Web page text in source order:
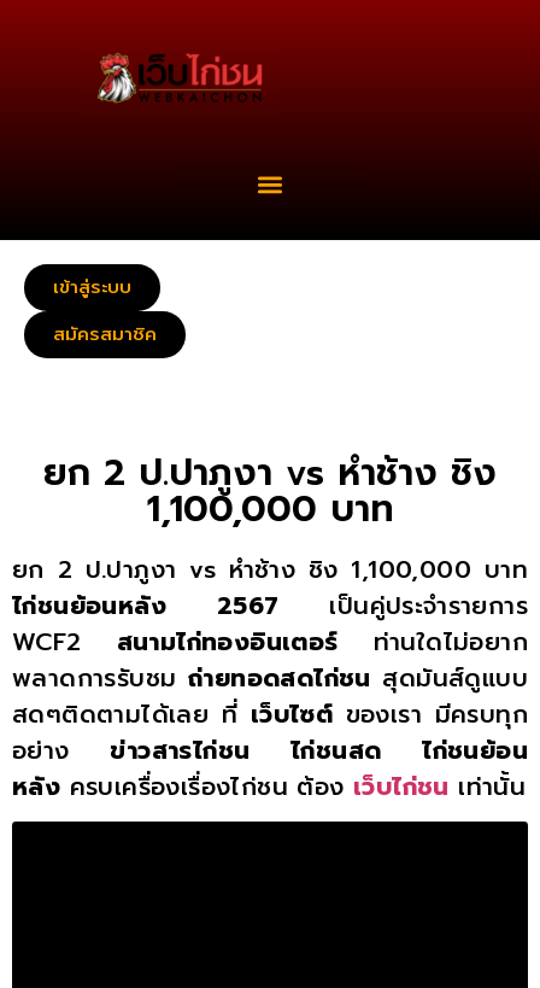
เข้าสู่ระบบ
สมัครสมาชิค
ยก 2 ป.ปาภูงา vs หำช้าง ชิง
1,100,000 บาท
ยก 2 ป.ปาภูงา vs หำช้าง ชิง 1,100,000 บาท
ไก่ชนย้อนหลัง 2567 เป็นคู่ประจำรายการ
WCF2 สนามไก่ทองอินเตอร์ ท่านใดไม่อยาก
พลาดการรับชม ถ่ายทอดสดไก่ชน สุดมันส์ดูแบบ
สดๆติดตามได้เลย ที่ เว็บไซต์ ของเรา มีครบทุก
อย่าง ข่าวสารไก่ชน ไก่ชนสด
ไก่ชนย้อน
หลัง ครบเครื่องเรื่องไก่ชน ต้อง เว็บไก่ชน เท่านั้น